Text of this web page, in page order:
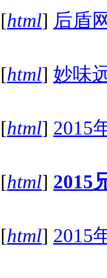
[html] 后盾
[html] 妙味
[html] 2015
[html] 2015
[html] 2015